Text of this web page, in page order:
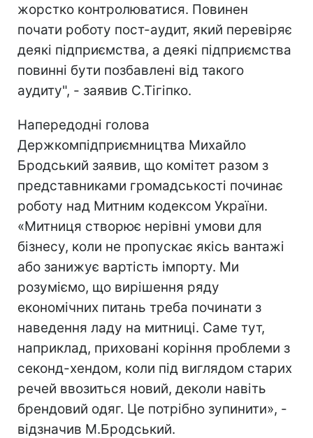
жорстко контролюватися. Повинен
почати роботу пост-аудит, який перевіряє
деякі підприємства, а деякі підприємства
повинні бути позбавлені від такого
аудиту", - заявив С.Тігіпко.
Напередодні голова
Держкомпідприємництва Михайло
Бродський заявив, що комітет разом з
представниками громадськості починає
роботу над Митним кодексом України.
«Митниця створює нерівні умови для
бізнесу, коли не пропускає якісь вантажі
або занижує вартість імпорту. Ми
розуміємо, що вирішення ряду
економічних питань треба починати з
наведення ладу на митниці. Саме тут,
наприклад, приховані коріння проблеми з
секонд-хендом, коли під виглядом старих
речей ввозиться новий, деколи навіть
брендовий одяг. Це потрібно зупинити», -
відзначив М.Бродський.